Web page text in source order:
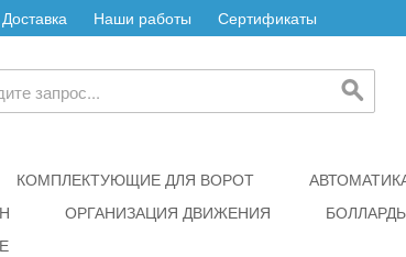
Доставка Наши работы Сертификаты
КОМПЛЕКТУЮЩИЕ ДЛЯ ВОРОТ
ОРГАНИЗАЦИЯ ДВИЖЕНИЯ